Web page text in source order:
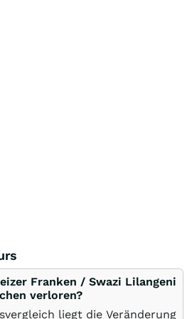
Franken / Swazi Lilangeni
verloren?
liegt die Veränderung